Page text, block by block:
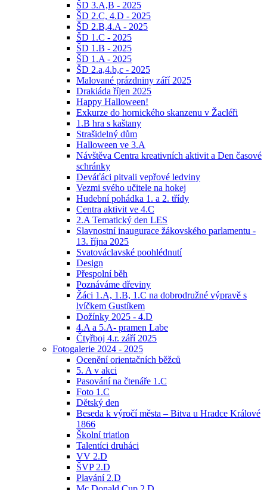
ŠD 3.A,B - 2025
ŠD 2.C, 4.D - 2025
ŠD 2.B,4.A - 2025
ŠD 1.C - 2025
ŠD 1.B - 2025
ŠD 1.A - 2025
ŠD 2.a,4.b,c - 2025
Malované prázdniny září 2025
Drakiáda říjen 2025
Happy Halloween!
Exkurze do hornického skanzenu v Žacléři
1.B hra s kaštany
Strašidelný dům
Halloween ve 3.A
Návštěva Centra kreativních aktivit a Den časové
schránky
Deváťáci pitvali vepřové ledviny
Vezmi svého učitele na hokej
Hudební pohádka 1. a 2. třídy
Centra aktivit ve 4.C
2.A Tematický den LES
Slavnostní inaugurace žákovského parlamentu -
13. října 2025
Svatováclavské poohlédnutí
Design
Přespolní běh
Poznáváme dřeviny
Žáci 1.A, 1.B, 1.C na dobrodružné výpravě s
lvíčkem Gustíkem
Dožínky 2025 - 4.D
4.A a 5.A- pramen Labe
Čtyřboj 4.r. září 2025
Fotogalerie 2024 - 2025
Ocenění orientačních běžců
5. A v akci
Pasování na čtenáře 1.C
Foto 1.C
Dětský den
Beseda k výročí města – Bitva u Hradce Králové
1866
Školní triatlon
Talentíci druháci
VV 2.D
ŠVP 2.D
Plavání 2.D